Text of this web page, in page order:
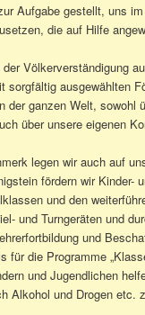
Aufgabe gestellt, uns
die auf Hilfe
Völkerverständigung
sorgfältig ausgewählten
der ganzen Welt, sowohl
über unsere eigenen
legen wir auch auf
fördern wir Kinder-
und den
und Turngeräten und
und
für die Programme
und Jugendlichen
Alkohol und Drogen etc.